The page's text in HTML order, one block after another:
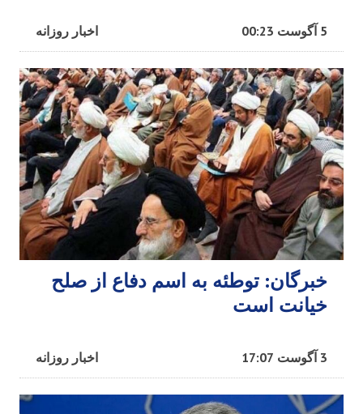
اخبار روزانه 5 آگوست 00:23
خبرگان: توطئه‌ به اسم دفاع از صلح
خیانت است
اخبار روزانه 3 آگوست 17:07